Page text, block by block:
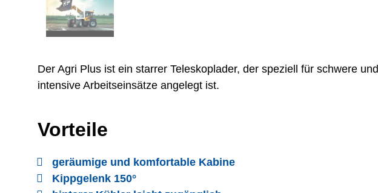
Der Agri Plus ist ein starrer Teleskoplader, der speziell für schwere und
intensive Arbeitseinsätze angelegt ist.
Vorteile
geräumige und komfortable Kabine
Kippgelenk 150°